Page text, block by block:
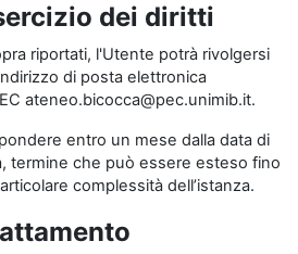
dei diritti
riportati, l'Utente potrà rivolgersi
di posta elettronica
ateneo.bicocca@pec.unimib.it.
entro un mese dalla data di
termine che può essere esteso fino
complessità dell’istanza.